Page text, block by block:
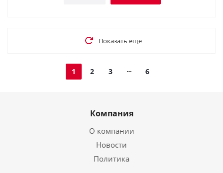
Показать еще
1 2 3 6
Компания
О компании
Новости
Политика